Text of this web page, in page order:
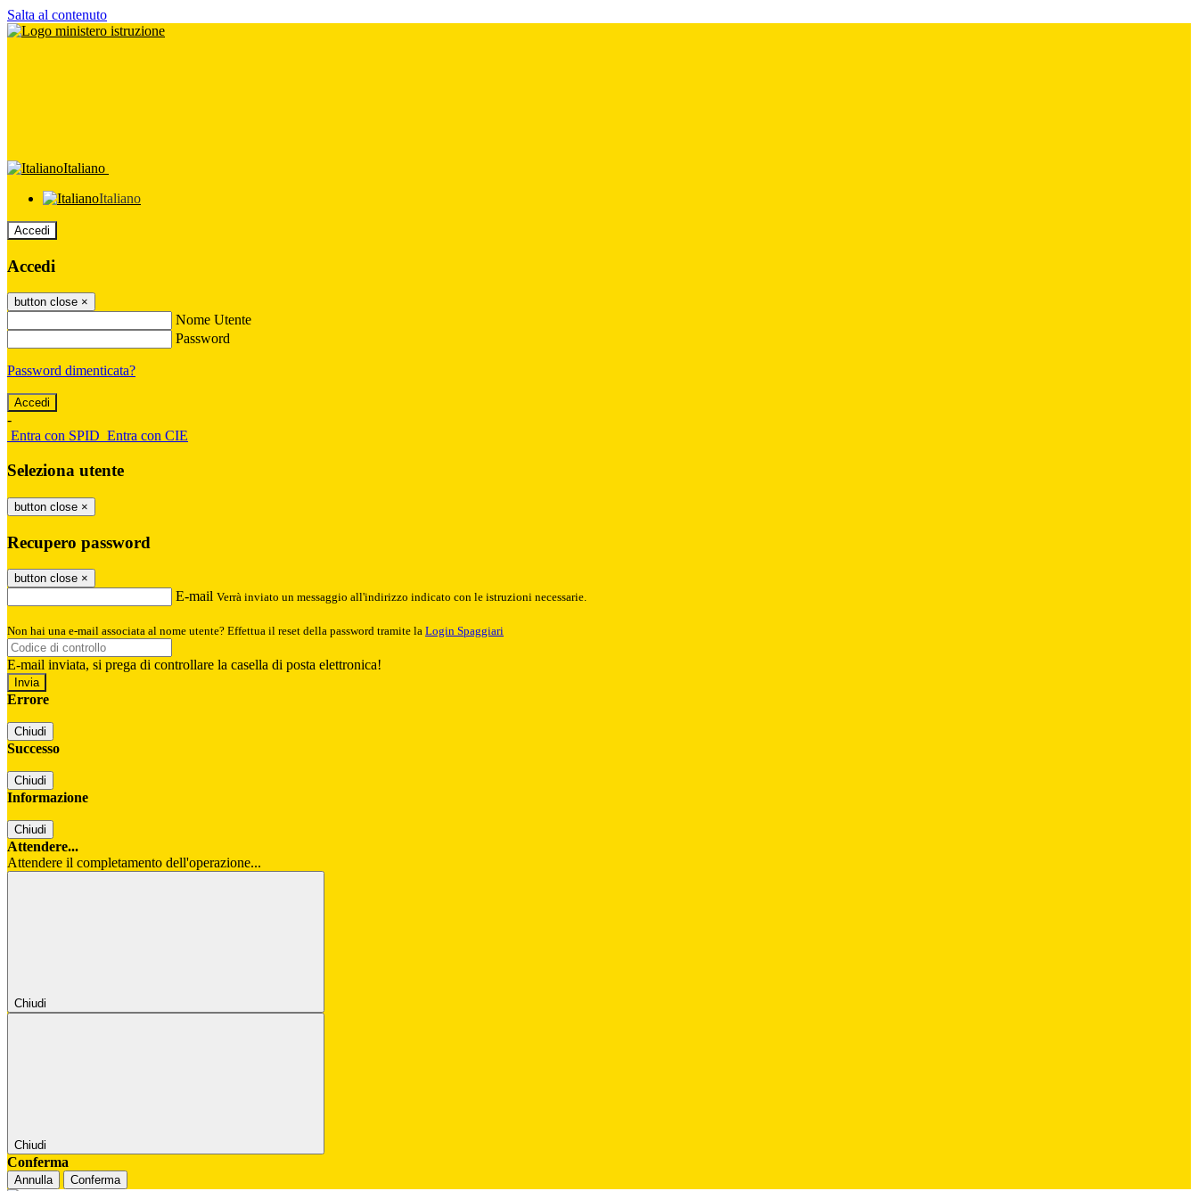
Salta al contenuto
Italiano
Italiano
Accedi
Accedi
button close ×
Nome Utente
Password
Password dimenticata?
-
Entra con SPID Entra con CIE
Seleziona utente
button close ×
Recupero password
button close ×
E-mail Verrà inviato un messaggio all'indirizzo indicato con le istruzioni necessarie.
Non hai una e-mail associata al nome utente? Effettua il reset della password tramite la Login Spaggiari
E-mail inviata, si prega di controllare la casella di posta elettronica!
Errore
Chiudi
Successo
Chiudi
Informazione
Chiudi
Attendere...
Attendere il completamento dell'operazione...
Chiudi
Chiudi
Conferma
Annulla Conferma